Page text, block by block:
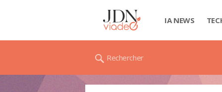
IA NEWS
Rechercher